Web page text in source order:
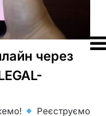
через
Реєструємо